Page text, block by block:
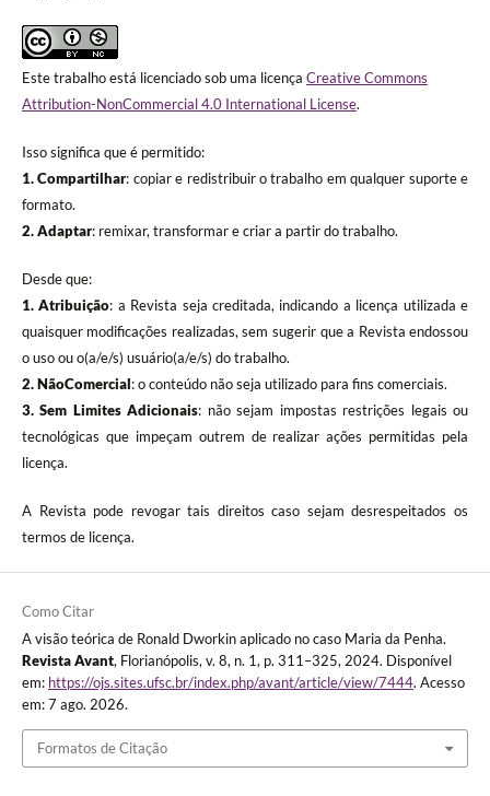
Este trabalho está licenciado sob uma licença Creative Commons
Attribution-NonCommercial 4.0 International License.
Isso significa que é permitido:
1. Compartilhar: copiar e redistribuir o trabalho em qualquer suporte e
formato.
2. Adaptar: remixar, transformar e criar a partir do trabalho.
Desde que:
1. Atribuição: a Revista seja creditada, indicando a licença utilizada e
quaisquer modificações realizadas, sem sugerir que a Revista endossou
o uso ou o(a/e/s) usuário(a/e/s) do trabalho.
2. NãoComercial: o conteúdo não seja utilizado para fins comerciais.
3.Sem Limites Adicionais: não sejam impostas restrições legais ou
tecnológicas que impeçam outrem de realizar ações permitidas pela
licença.
A Revista pode revogar tais direitos caso sejam desrespeitados os
termos de licença.
Como Citar
A visão teórica de Ronald Dworkin aplicado no caso Maria da Penha.
Revista Avant, Florianópolis, v. 8, n. 1, p. 311–325, 2024. Disponível
em: https://ojs.sites.ufsc.br/index.php/avant/article/view/7444. Acesso
em: 7 ago. 2026.
Formatos de Citação